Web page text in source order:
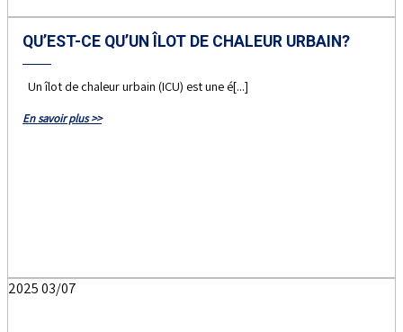
QU’EST-CE QU’UN ÎLOT DE CHALEUR URBAIN?
Un îlot de chaleur urbain (ICU) est une é[...]
En savoir plus >>
202503/07